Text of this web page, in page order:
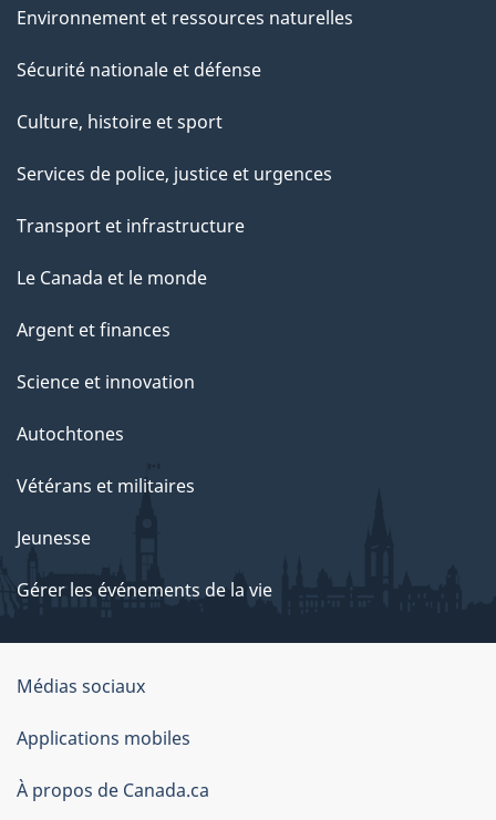
Environnement et ressources naturelles
Sécurité nationale et défense
Culture, histoire et sport
Services de police, justice et urgences
Transport et infrastructure
Le Canada et le monde
Argent et finances
Science et innovation
Autochtones
Vétérans et militaires
Jeunesse
Gérer les événements de la vie
Organisation
du
gouvernement
du
Médias sociaux
Applications mobiles
À propos de Canada.ca